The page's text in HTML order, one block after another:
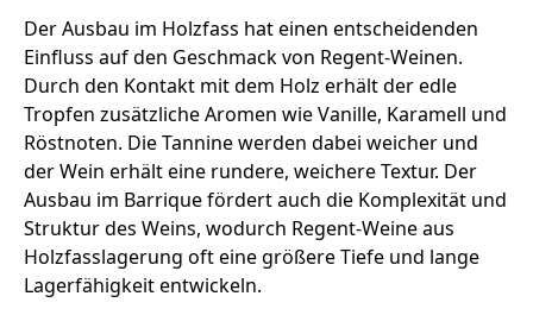
Der Ausbau im Holzfass hat einen entscheidenden
Einfluss auf den Geschmack von Regent-Weinen.
Durch den Kontakt mit dem Holz erhält der edle
Tropfen zusätzliche Aromen wie Vanille, Karamell und
Röstnoten. Die Tannine werden dabei weicher und
der Wein erhält eine rundere, weichere Textur. Der
Ausbau im Barrique fördert auch die Komplexität und
Struktur des Weins, wodurch Regent-Weine aus
Holzfasslagerung oft eine größere Tiefe und lange
Lagerfähigkeit entwickeln.